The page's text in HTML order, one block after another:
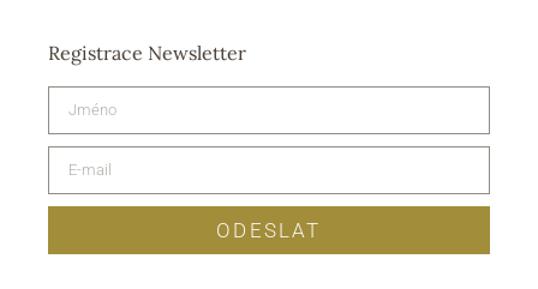
Registrace Newsletter
ODESLAT